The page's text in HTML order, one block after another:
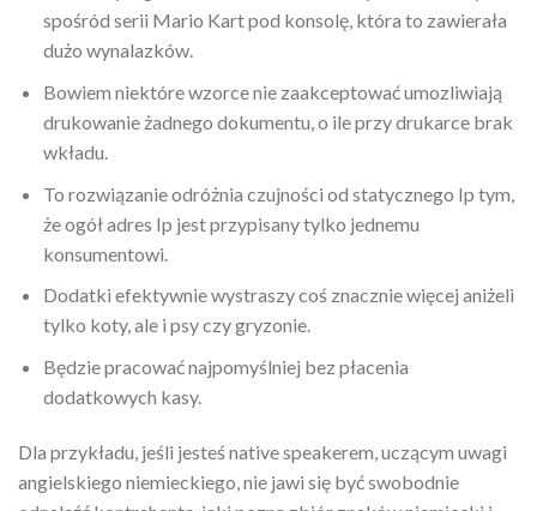
spośród serii Mario Kart pod konsolę, która to zawierała
dużo wynalazków.
Bowiem niektóre wzorce nie zaakceptować umozliwiają
drukowanie żadnego dokumentu, o ile przy drukarce brak
wkładu.
To rozwiązanie odróżnia czujności od statycznego Ip tym,
że ogół adres Ip jest przypisany tylko jednemu
konsumentowi.
Dodatki efektywnie wystraszy coś znacznie więcej aniżeli
tylko koty, ale i psy czy gryzonie.
Będzie pracować najpomyślniej bez płacenia
dodatkowych kasy.
Dla przykładu, jeśli jesteś native speakerem, uczącym uwagi
angielskiego niemieckiego, nie jawi się być swobodnie